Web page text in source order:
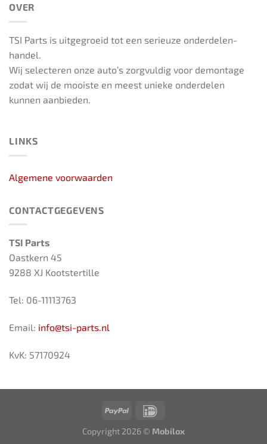
OVER
TSI Parts is uitgegroeid tot een serieuze onderdelen-
handel.
Wij selecteren onze auto’s zorgvuldig voor demontage
zodat wij de mooiste en meest unieke onderdelen
kunnen aanbieden.
LINKS
Algemene voorwaarden
CONTACTGEGEVENS
TSI Parts
Oastkern 45
9288 XJ Kootstertille
Tel: 06-11113763
Email: info@tsi-parts.nl
KvK: 57170924
Copyright 2026 © Mobilox